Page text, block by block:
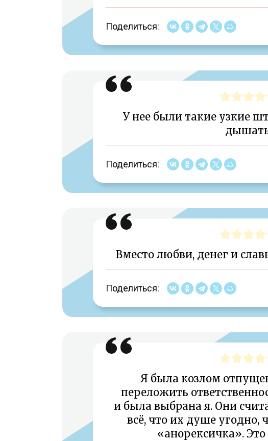
Поделиться:
У нее были такие узкие
Поделиться:
Вместо любви, денег и
Поделиться:
Я была козлом
переложить
и была выбрана я. Они
всё, что их душе угодно,
«анорексичка».